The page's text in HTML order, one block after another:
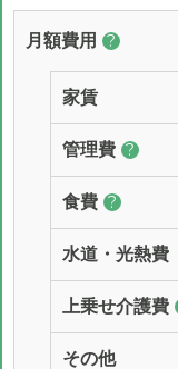
月額費用 ?
家賃
管理費 ?
食費 ?
水道・光熱費
上乗せ介護費
その他